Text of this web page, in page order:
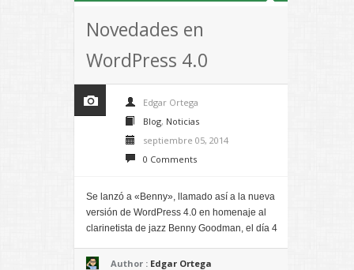
Novedades en
WordPress 4.0
Edgar Ortega
Blog, Noticias
septiembre 05, 2014
0 Comments
Se lanzó a «Benny», llamado así a la nueva
versión de WordPress 4.0 en homenaje al
clarinetista de jazz Benny Goodman, el día 4
Author : Edgar Ortega